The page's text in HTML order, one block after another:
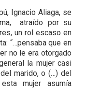
Ignacio Aliaga, se
atraído por su
un rol escaso en
“…pensaba que en
no le era otorgado
la mujer casi
marido, o (…) del
mujer asumía